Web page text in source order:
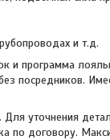
и т.д.
и программа
посредников.
уточнения
по договору.